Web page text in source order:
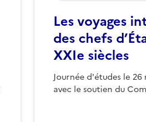
Les voyages
des chefs
XXIe siècles
Journée d'études le 26
avec le soutien du